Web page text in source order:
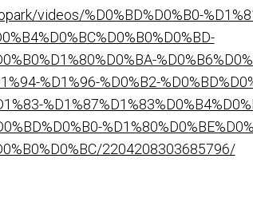
videos/%D0%BD%D0%B0-
%D1%96-%D0%B2-
2204208303685796/